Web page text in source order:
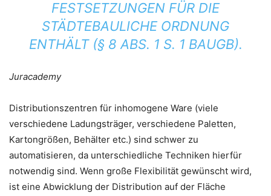
FESTSETZUNGEN FÜR DIE
STÄDTEBAULICHE ORDNUNG
ENTHÄLT (§ 8 ABS. 1 S. 1 BAUGB).
Juracademy
Distributionszentren für inhomogene Ware (viele
verschiedene Ladungsträger, verschiedene Paletten,
Kartongrößen, Behälter etc.) sind schwer zu
automatisieren, da unterschiedliche Techniken hierfür
notwendig sind. Wenn große Flexibilität gewünscht wird,
ist eine Abwicklung der Distribution auf der Fläche